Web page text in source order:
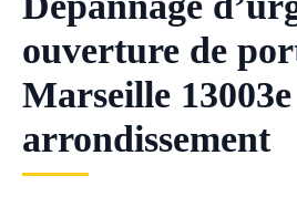
ouverture de
Marseille 13003e
arrondissement